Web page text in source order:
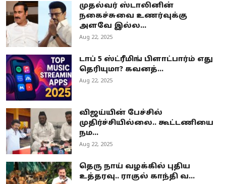
முதல்வர் ஸ்டாலினின்
நகைச்சுவை உணர்வுக்கு
அளவே இல்ல...
Aug 22, 2025
டாப் 5 ஸ்ட்ரீமிங் பிளாட்பார்ம் எது
தெரியுமா? கவனத்...
Aug 22, 2025
விஜய்யின் பேச்சில்
முதிர்ச்சியில்லை.. கூட்டணியை
நம...
Aug 22, 2025
தெரு நாய் வழக்கில் புதிய
உத்தரவு.. ராகுல் காந்தி வ...